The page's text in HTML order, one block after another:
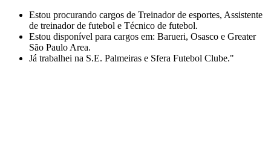
Estou procurando cargos de Treinador de esportes, Assistente
de treinador de futebol e Técnico de futebol.
Estou disponível para cargos em: Barueri, Osasco e Greater
São Paulo Area.
Já trabalhei na S.E. Palmeiras e Sfera Futebol Clube."